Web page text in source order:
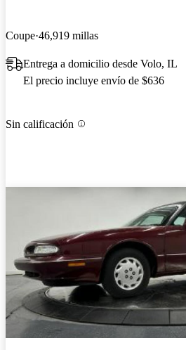
Coupe 46,919 millas
Entrega a domicilio desde Volo, IL
El precio incluye envío de $636
Sin calificación